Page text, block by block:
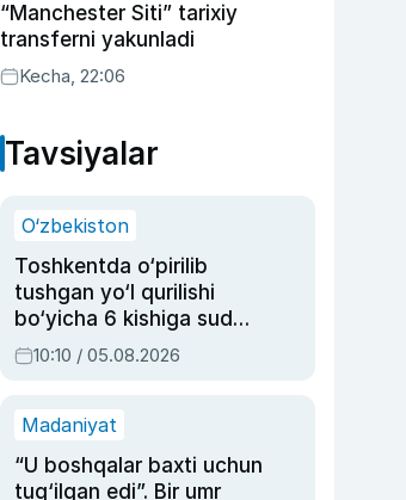
“Manchester Siti” tarixiy
transferni yakunladi
Kecha, 22:06
Tavsiyalar
O‘zbekiston
Toshkentda o‘pirilib
tushgan yo‘l qurilishi
bo‘yicha 6 kishiga sud
hukmi o‘qildi
10:10 / 05.08.2026
Madaniyat
“U boshqalar baxti uchun
tug‘ilgan edi”. Bir umr